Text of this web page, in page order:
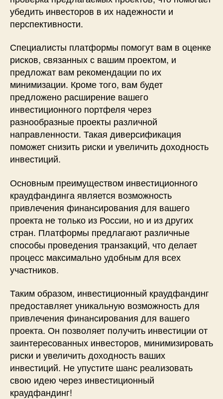
убедить инвесторов в их надежности и
перспективности.
Специалисты платформы помогут вам в оценке
рисков, связанных с вашим проектом, и
предложат вам рекомендации по их
минимизации. Кроме того, вам будет
предложено расширение вашего
инвестиционного портфеля через
разнообразные проекты различной
направленности. Такая диверсификация
поможет снизить риски и увеличить доходность
инвестиций.
Основным преимуществом инвестиционного
краудфандинга является возможность
привлечения финансирования для вашего
проекта не только из России, но и из других
стран. Платформы предлагают различные
способы проведения транзакций, что делает
процесс максимально удобным для всех
участников.
Таким образом, инвестиционный краудфандинг
предоставляет уникальную возможность для
привлечения финансирования для вашего
проекта. Он позволяет получить инвестиции от
заинтересованных инвесторов, минимизировать
риски и увеличить доходность ваших
инвестиций. Не упустите шанс реализовать
свою идею через инвестиционный
краудфандинг!